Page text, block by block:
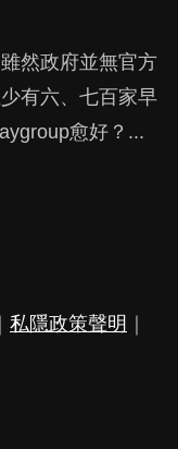
然政府並無官方
有六、七百家早
愈好？...
課程，學生以遊
明顯比其他小朋
...
自殺，或傷害小
鬱往往難以察
究竟全職好，還
獨特狀況和考慮
的子女其實都各
原來一刀切阻止
身心發展？...
｜ 私隱政策聲明 ｜